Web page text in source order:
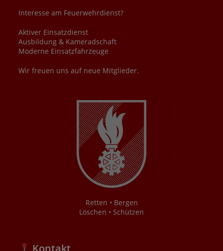
Interesse am Feuerwehrdienst?
Aktiver Einsatzdienst
Ausbildung & Kameradschaft
Moderne Einsatzfahrzeuge
Wir freuen uns auf neue Mitglieder.
Retten • Bergen
Löschen • Schützen
Kontakt